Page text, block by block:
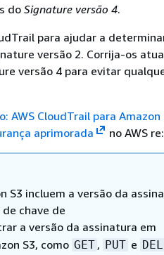
do Signature versão 4.
para ajudar a
versão 2. Corrija-os
versão 4 para evitar
AWS CloudTrail para Amazon
aprimorada
no AWS
S3 incluem a versão da
chave de
a versão da assinatura em
S3, como GET , PUT e